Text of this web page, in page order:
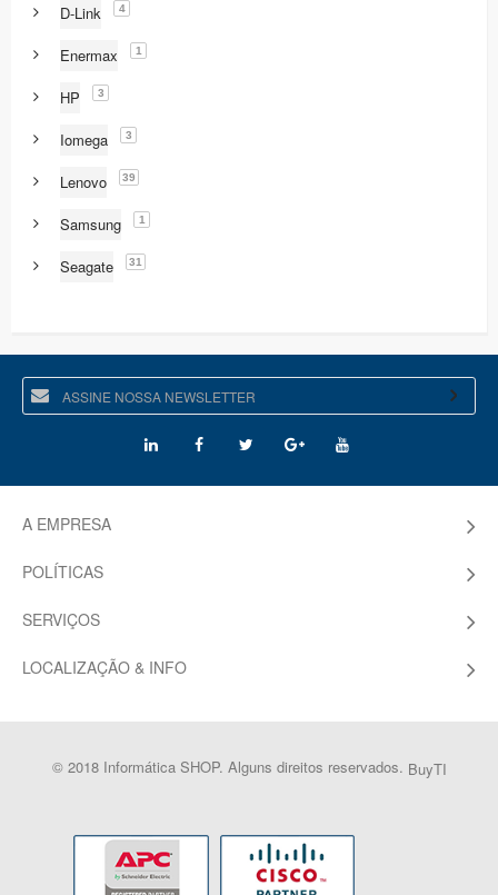
D-Link 4
Enermax 1
HP 3
Iomega 3
Lenovo 39
Samsung 1
Seagate 31
A EMPRESA
POLÍTICAS
SERVIÇOS
LOCALIZAÇÃO & INFO
© 2018 Informática SHOP. Alguns direitos reservados. BuyTI